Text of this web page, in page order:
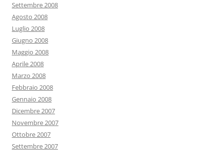
Settembre 2008
Agosto 2008
Luglio 2008
Giugno 2008
Maggio 2008
Aprile 2008
Marzo 2008
Febbraio 2008
Gennaio 2008
Dicembre 2007
Novembre 2007
Ottobre 2007
Settembre 2007